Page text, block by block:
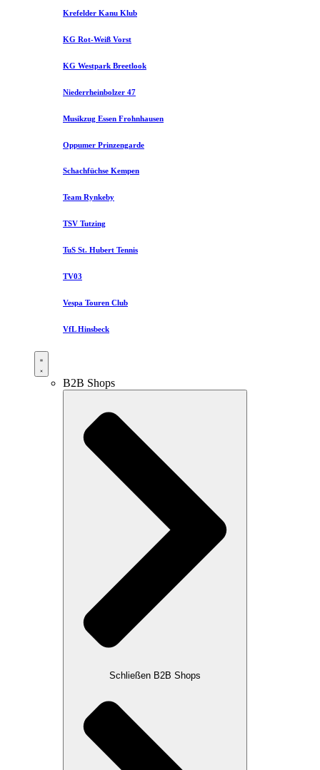
Krefelder Kanu Klub
KG Rot-Weiß Vorst
KG Westpark Breetlook
Niederrheinbolzer 47
Musikzug Essen Frohnhausen
Oppumer Prinzengarde
Schachfüchse Kempen
Team Rynkeby
TSV Tutzing
TuS St. Hubert Tennis
TV03
Vespa Touren Club
VfL Hinsbeck
B2B Shops
Schließen B2B Shops